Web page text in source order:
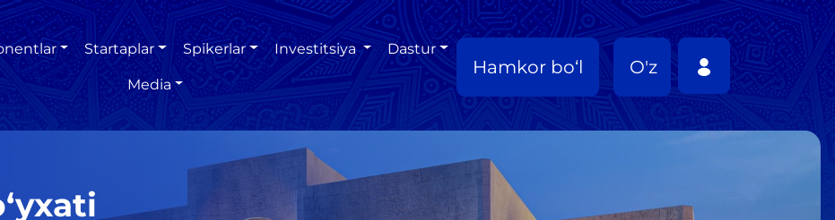
Startaplar Spikerlar Investitsiya Dastur
Media
Hamkor bo‘l O'z